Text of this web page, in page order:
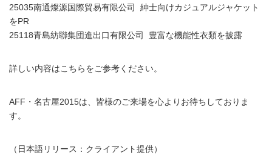
25035南通燦源国際貿易有限公司 紳士向けカジュアルジャケット
をPR
25118青島紡聯集団進出口有限公司 豊富な機能性衣類を披露
詳しい内容はこちらをご参考ください。
AFF・名古屋2015は、皆様のご来場を心よりお待ちしておりま
す。
（日本語リリース：クライアント提供）